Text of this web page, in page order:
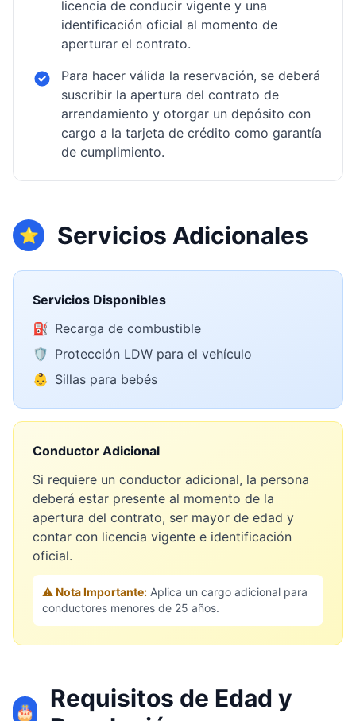
licencia de conducir vigente y una
identificación oficial al momento de
aperturar el contrato.
Para hacer válida la reservación, se deberá
suscribir la apertura del contrato de
arrendamiento y otorgar un depósito con
cargo a la tarjeta de crédito como garantía
de cumplimiento.
⭐ Servicios Adicionales
Servicios Disponibles
⛽ Recarga de combustible
🛡️ Protección LDW para el vehículo
👶 Sillas para bebés
Conductor Adicional
Si requiere un conductor adicional, la persona
deberá estar presente al momento de la
apertura del contrato, ser mayor de edad y
contar con licencia vigente e identificación
oficial.
⚠️ Nota Importante: Aplica un cargo adicional para
conductores menores de 25 años.
🎂
Requisitos de Edad y